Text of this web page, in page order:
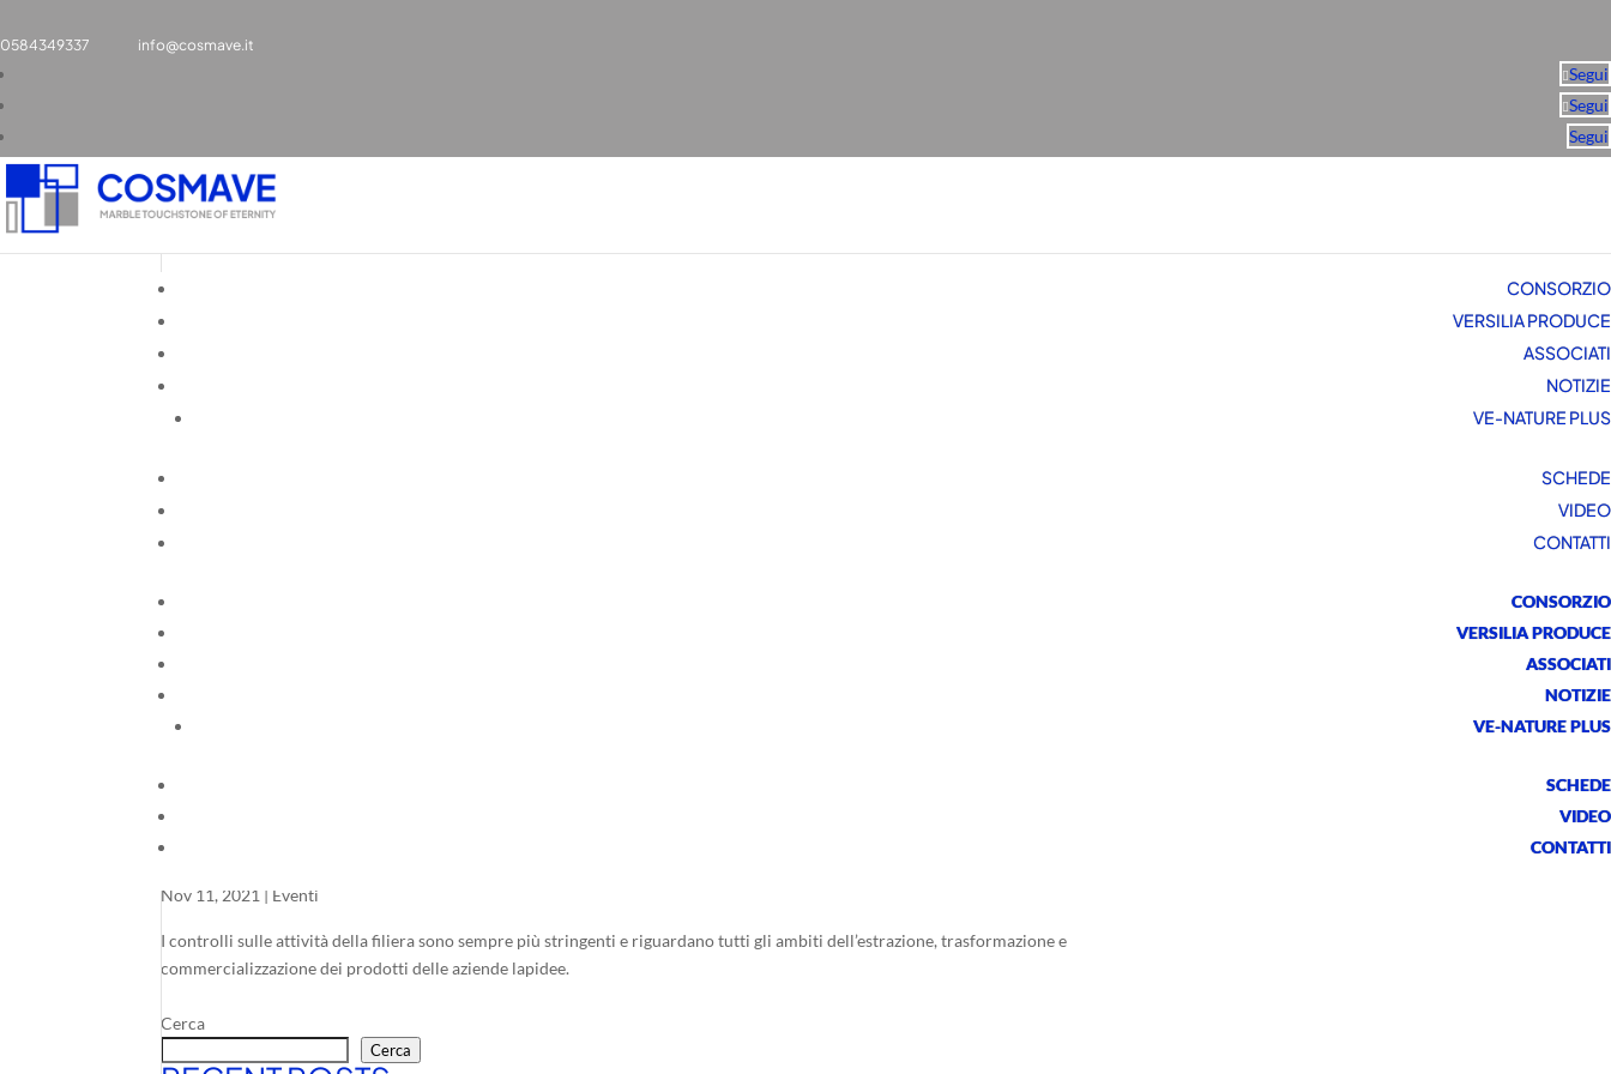
0584349337 info@cosmave.it
Segui
Segui
Segui
CONSORZIO
VERSILIA PRODUCE
ASSOCIATI
NOTIZIE
VE-NATURE PLUS
SCHEDE
VIDEO
CONTATTI
CONSORZIO
VERSILIA PRODUCE
ASSOCIATI
NOTIZIE
VE-NATURE PLUS
SCHEDE
VIDEO
CONTATTI
SEMINARIO: ATTREZZATURE DI PRESA SOTTOGANCIO
Nov 11, 2021 | Eventi
I controlli sulle attività della filiera sono sempre più stringenti e riguardano tutti gli ambiti dell’estrazione, trasformazione e
commercializzazione dei prodotti delle aziende lapidee.
Cerca
Cerca